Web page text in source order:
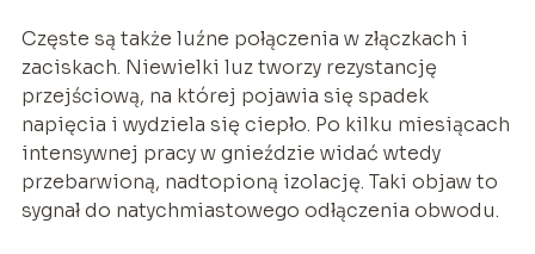
Częste są także luźne połączenia w złączkach i
zaciskach. Niewielki luz tworzy rezystancję
przejściową, na której pojawia się spadek
napięcia i wydziela się ciepło. Po kilku miesiącach
intensywnej pracy w gnieździe widać wtedy
przebarwioną, nadtopioną izolację. Taki objaw to
sygnał do natychmiastowego odłączenia obwodu.